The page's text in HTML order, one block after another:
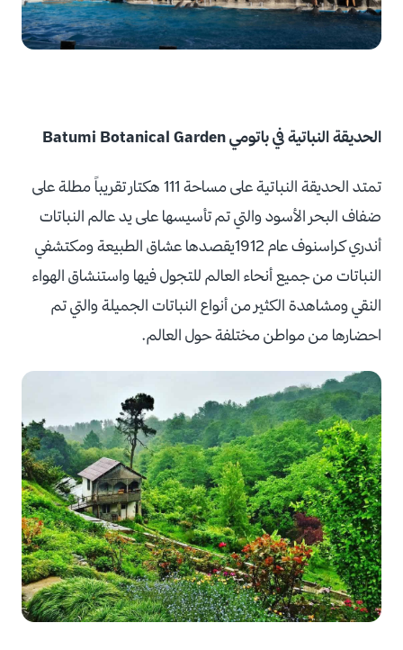
الحديقة النباتية في باتومي Batumi Botanical Garden
تمتد الحديقة النباتية على مساحة 111 هكتار تقريباً مطلة على
ضفاف البحر الأسود والتي تم تأسيسها على يد عالم النباتات
أندري كراسنوف عام 1912يقصدها عشاق الطبيعة ومكتشفي
النباتات من جميع أنحاء العالم للتجول فيها واستنشاق الهواء
النقي ومشاهدة الكثير من أنواع النباتات الجميلة والتي تم
احضارها من مواطن مختلفة حول العالم.